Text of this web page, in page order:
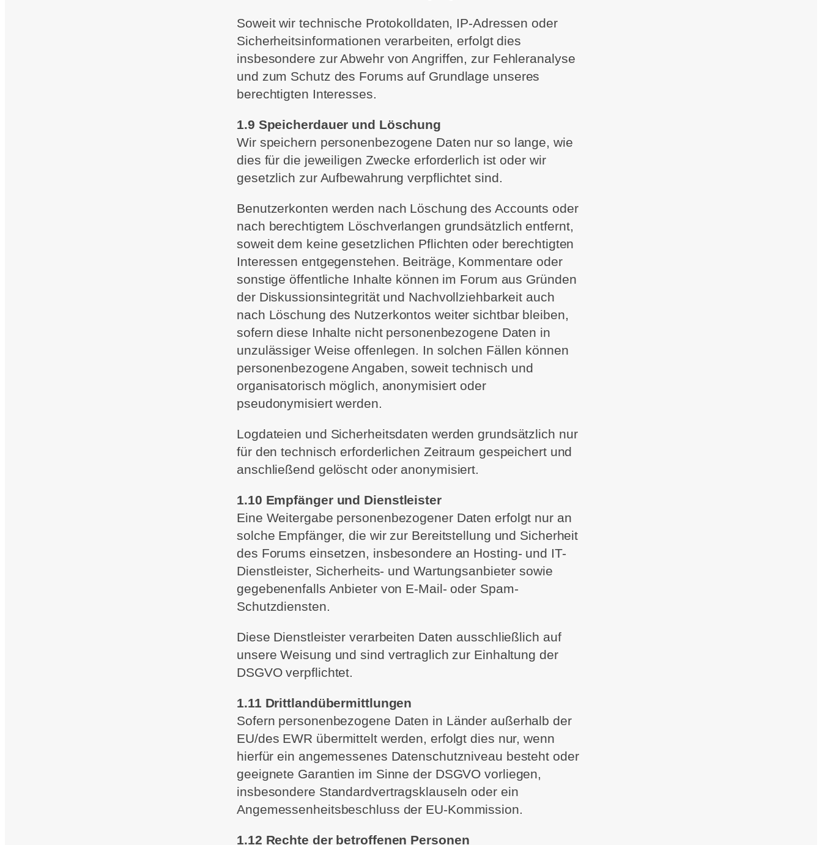
Soweit wir technische Protokolldaten, IP-Adressen oder
Sicherheitsinformationen verarbeiten, erfolgt dies
insbesondere zur Abwehr von Angriffen, zur Fehleranalyse
und zum Schutz des Forums auf Grundlage unseres
berechtigten Interesses.
1.9 Speicherdauer und Löschung
Wir speichern personenbezogene Daten nur so lange, wie
dies für die jeweiligen Zwecke erforderlich ist oder wir
gesetzlich zur Aufbewahrung verpflichtet sind.
Benutzerkonten werden nach Löschung des Accounts oder
nach berechtigtem Löschverlangen grundsätzlich entfernt,
soweit dem keine gesetzlichen Pflichten oder berechtigten
Interessen entgegenstehen. Beiträge, Kommentare oder
sonstige öffentliche Inhalte können im Forum aus Gründen
der Diskussionsintegrität und Nachvollziehbarkeit auch
nach Löschung des Nutzerkontos weiter sichtbar bleiben,
sofern diese Inhalte nicht personenbezogene Daten in
unzulässiger Weise offenlegen. In solchen Fällen können
personenbezogene Angaben, soweit technisch und
organisatorisch möglich, anonymisiert oder
pseudonymisiert werden.
Logdateien und Sicherheitsdaten werden grundsätzlich nur
für den technisch erforderlichen Zeitraum gespeichert und
anschließend gelöscht oder anonymisiert.
1.10 Empfänger und Dienstleister
Eine Weitergabe personenbezogener Daten erfolgt nur an
solche Empfänger, die wir zur Bereitstellung und Sicherheit
des Forums einsetzen, insbesondere an Hosting- und IT-
Dienstleister, Sicherheits- und Wartungsanbieter sowie
gegebenenfalls Anbieter von E-Mail- oder Spam-
Schutzdiensten.
Diese Dienstleister verarbeiten Daten ausschließlich auf
unsere Weisung und sind vertraglich zur Einhaltung der
DSGVO verpflichtet.
1.11 Drittlandübermittlungen
Sofern personenbezogene Daten in Länder außerhalb der
EU/des EWR übermittelt werden, erfolgt dies nur, wenn
hierfür ein angemessenes Datenschutzniveau besteht oder
geeignete Garantien im Sinne der DSGVO vorliegen,
insbesondere Standardvertragsklauseln oder ein
Angemessenheitsbeschluss der EU-Kommission.
1.12 Rechte der betroffenen Personen